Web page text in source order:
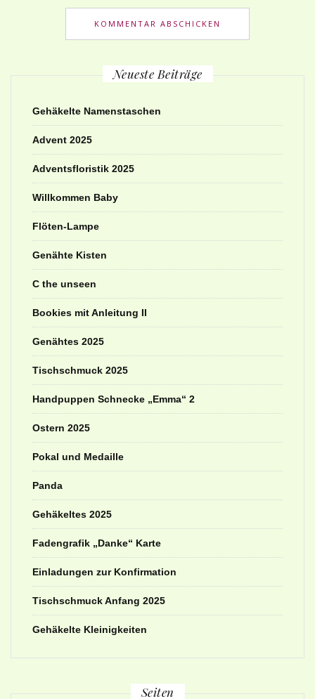
Neueste Beiträge
Gehäkelte Namenstaschen
Advent 2025
Adventsfloristik 2025
Willkommen Baby
Flöten-Lampe
Genähte Kisten
C the unseen
Bookies mit Anleitung II
Genähtes 2025
Tischschmuck 2025
Handpuppen Schnecke „Emma“ 2
Ostern 2025
Pokal und Medaille
Panda
Gehäkeltes 2025
Fadengrafik „Danke“ Karte
Einladungen zur Konfirmation
Tischschmuck Anfang 2025
Gehäkelte Kleinigkeiten
Seiten